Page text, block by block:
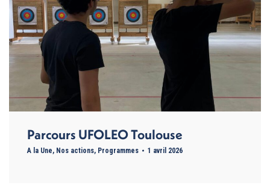
Parcours UFOLEO Toulouse
A la Une, Nos actions, Programmes 1 avril 2026